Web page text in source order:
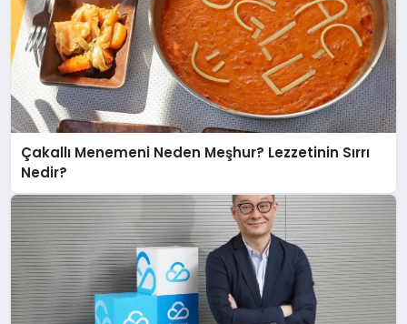
Çakallı Menemeni Neden Meşhur? Lezzetinin Sırrı
Nedir?